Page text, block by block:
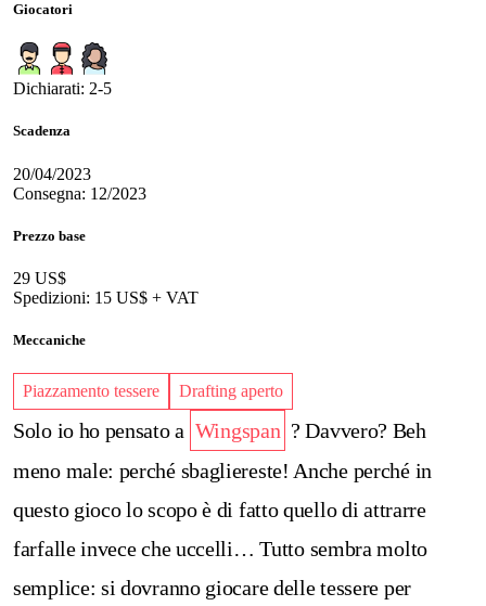
Giocatori
Dichiarati: 2-5
Scadenza
20/04/2023
Consegna: 12/2023
Prezzo base
29 US$
Spedizioni: 15 US$ + VAT
Meccaniche
Piazzamento tessere Drafting aperto
Solo io ho pensato a Wingspan ? Davvero? Beh
meno male: perché sbagliereste! Anche perché in
questo gioco lo scopo è di fatto quello di attrarre
farfalle invece che uccelli…Tutto sembra molto
semplice: si dovranno giocare delle tessere per